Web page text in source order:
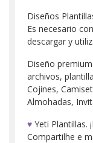
Diseños
Es necesario
descargar y
Diseño
archivos,
Cojines,
Almohadas,
♥ Yeti Plantillas.
Compartilhe e